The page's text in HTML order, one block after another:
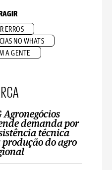
ERROS
NO WHATS
A GENTE
Agronegócios
demanda por
técnica
produção do agro